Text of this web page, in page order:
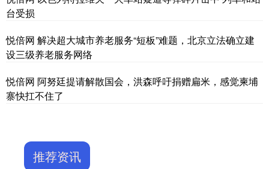
台受损
悦倍网 解决超大城市养老服务“短板”难题，北京立法确立建
设三级养老服务网络
悦倍网 阿努廷提请解散国会，洪森呼吁捐赠扁米，感觉柬埔
寨快扛不住了
推荐资讯